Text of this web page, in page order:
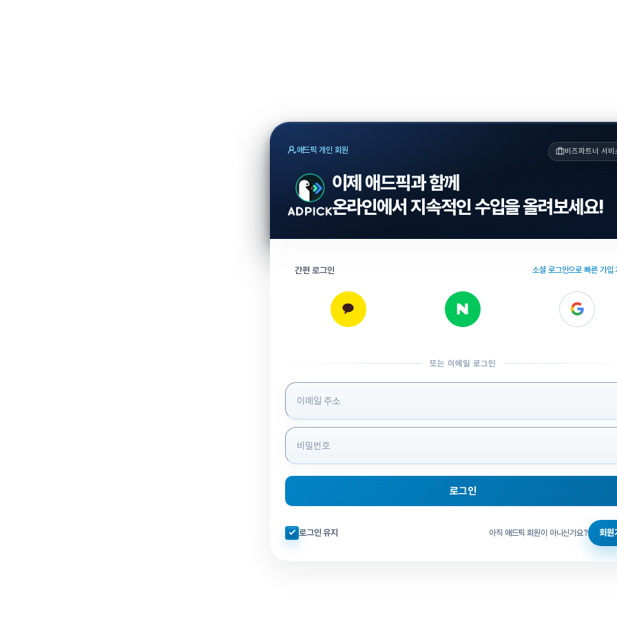
애드픽 개인 회원 비즈파트너 서비
이제 애드픽과 함께
온라인에서 지속적인 수입을 올려보세요!
간편 로그인 소셜 로그인으로 빠른 가입
또는 이메일 로그인
로그인 정보 입력
로그인
자동로그인 체크
로그인 유지 아직 애드픽 회원이 아니신가요? 회원